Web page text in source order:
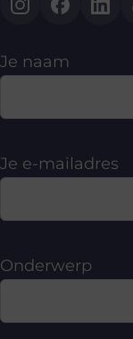
Je naam
Je e-mailadres
Onderwerp